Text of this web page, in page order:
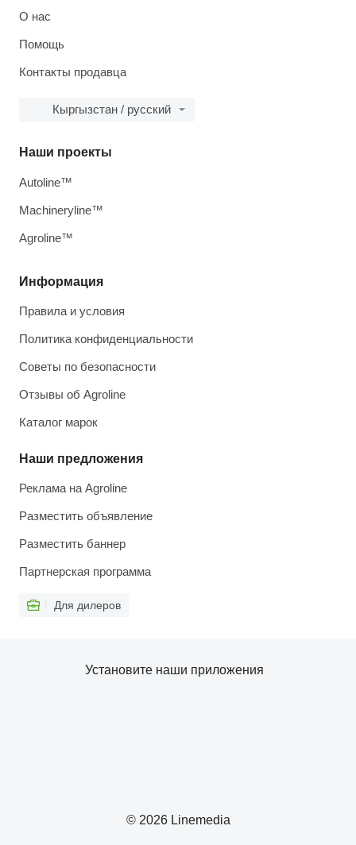
О нас
Помощь
Контакты продавца
Кыргызстан / русский
Информация
Правила и условия
Политика конфиденциальности
Советы по безопасности
Отзывы об Agroline
Каталог марок
Наши предложения
Реклама на Agroline
Разместить объявление
Разместить баннер
Партнерская программа
Для дилеров
Наши проекты
Autoline™
Machineryline™
Agroline™
© 2026 Linemedia
Установите наши приложения